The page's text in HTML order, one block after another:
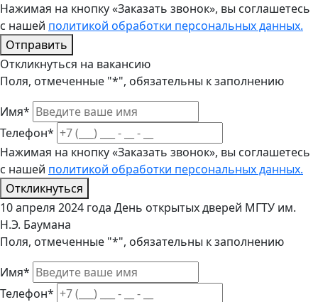
Нажимая на кнопку «Заказать звонок», вы соглашетесь
с нашей политикой обработки персональных данных.
Отправить
Откликнуться на вакансию
Поля, отмеченные "*", обязательны к заполнению
Имя*
Телефон*
Нажимая на кнопку «Заказать звонок», вы соглашетесь
с нашей политикой обработки персональных данных.
Откликнуться
10 апреля 2024 года День открытых дверей МГТУ им.
Н.Э. Баумана
Поля, отмеченные "*", обязательны к заполнению
Имя*
Телефон*